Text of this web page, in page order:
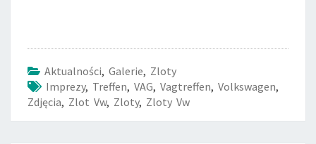
Aktualności, Galerie, Zloty
Imprezy, Treffen, VAG, Vagtreffen, Volkswagen,
Zdjęcia, Zlot Vw, Zloty, Zloty Vw